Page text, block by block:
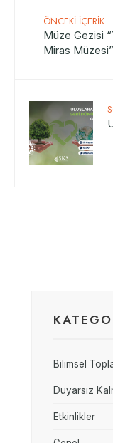
ÖNCEKI İÇERIK
Müze Gezisi
Miras Müzesi”
Bilimsel
Duyarsız
Etkinlikler